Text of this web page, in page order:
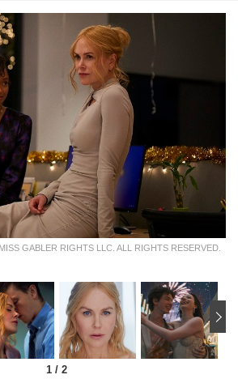
GABLER RIGHTS LLC. ALL RIGHTS RESERVED.
1 / 2